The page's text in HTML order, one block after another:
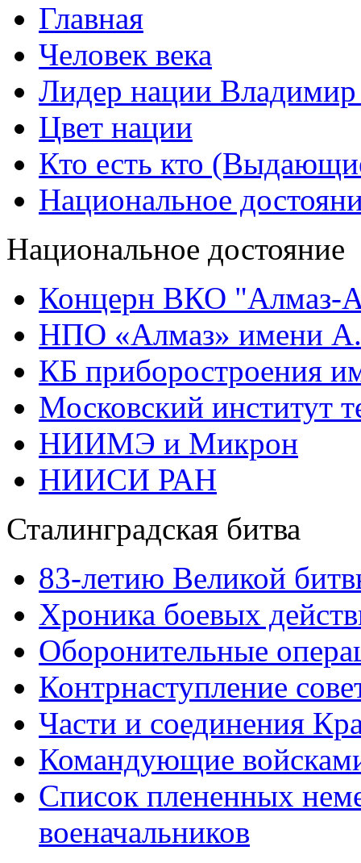
Главная
Человек века
Лидер нации
Цвет нации
Кто есть кто
Национальное
Национальное достояние
Концерн ВКО "Алмаз-
НПО «Алмаз» имени
КБ приборостроения
Московский институт
НИИМЭ и Микрон
НИИСИ РАН
Сталинградская битва
83-летию Великой
Хроника боевых
Оборонительные
Контрнаступление
Части и соединения
Командующие
Список плененных
военачальников